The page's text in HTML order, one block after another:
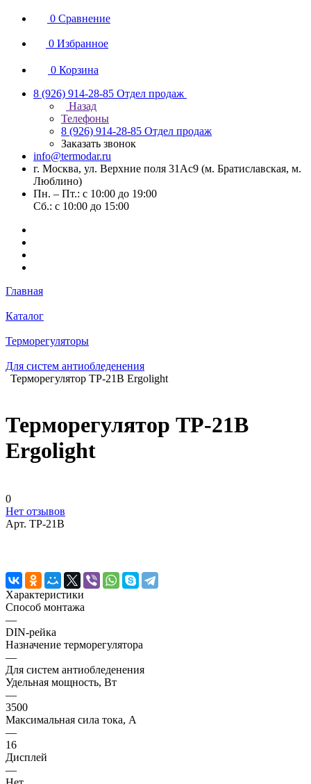
0 Сравнение
0 Избранное
0 Корзина
8 (926) 914-28-85 Отдел продаж
Назад
Телефоны
8 (926) 914-28-85 Отдел продаж
Заказать звонок
info@termodar.ru
г. Москва, ул. Верхние поля 31Ас9 (м. Братиславская, м.
Люблино)
Пн. – Пт.: с 10:00 до 19:00
Сб.: с 10:00 до 15:00
Главная
Каталог
Терморегуляторы
Для систем антиобледенения
Терморегулятор ТР-21B Ergolight
Терморегулятор ТР-21B
Ergolight
0
Нет отзывов
Арт. ТР-21B
Характеристики
Способ монтажа
—
DIN-рейка
Назначение терморегулятора
—
Для систем антиобледенения
Удельная мощность, Вт
—
3500
Максимальная сила тока, A
—
16
Дисплей
—